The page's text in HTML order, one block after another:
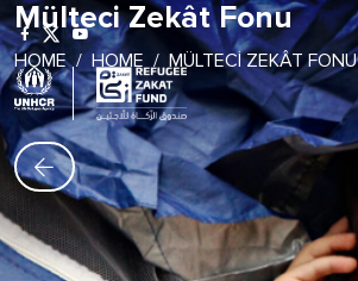
Skip to content
Mülteci Zekât Fonu
HOME/ HOME/MÜLTECI ZEKÂT FONU